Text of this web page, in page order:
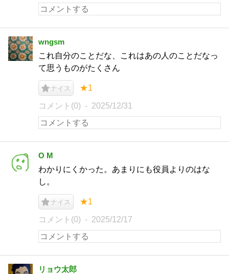
wngsm
これ自分のことだな、これはあの人のことだなっ
て思うものがたくさん
ナイス ★1
コメント(0) 2025/12/31
O M
わかりにくかった。あまりにも役員よりのはな
し。
ナイス ★1
コメント(0) 2025/12/17
リョウ太郎